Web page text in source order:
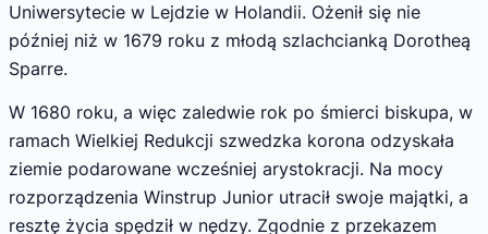
Uniwersytecie w Lejdzie w Holandii. Ożenił się nie
później niż w 1679 roku z młodą szlachcianką Dorotheą
Sparre.
W 1680 roku, a więc zaledwie rok po śmierci biskupa, w
ramach Wielkiej Redukcji szwedzka korona odzyskała
ziemie podarowane wcześniej arystokracji. Na mocy
rozporządzenia Winstrup Junior utracił swoje majątki, a
resztę życia spędził w nędzy. Zgodnie z przekazem